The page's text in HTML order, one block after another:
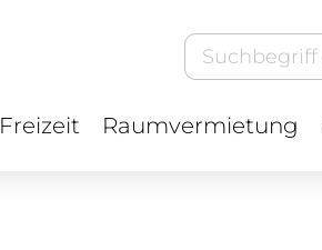
Freizeit Raumvermietung